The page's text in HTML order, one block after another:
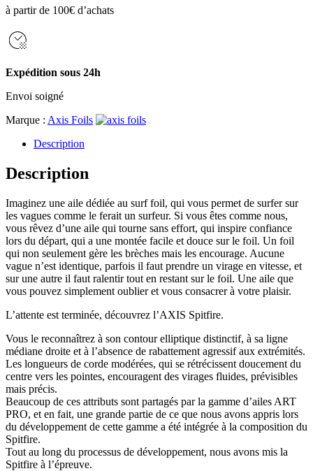
à partir de 100€ d’achats
Expédition sous 24h
Envoi soigné
Marque : Axis Foils
Description
Description
Imaginez une aile dédiée au surf foil, qui vous permet de surfer sur
les vagues comme le ferait un surfeur. Si vous êtes comme nous,
vous rêvez d’une aile qui tourne sans effort, qui inspire confiance
lors du départ, qui a une montée facile et douce sur le foil. Un foil
qui non seulement gère les brèches mais les encourage. Aucune
vague n’est identique, parfois il faut prendre un virage en vitesse, et
sur une autre il faut ralentir tout en restant sur le foil. Une aile que
vous pouvez simplement oublier et vous consacrer à votre plaisir.
L’attente est terminée, découvrez l’AXIS Spitfire.
Vous le reconnaîtrez à son contour elliptique distinctif, à sa ligne
médiane droite et à l’absence de rabattement agressif aux extrémités.
Les longueurs de corde modérées, qui se rétrécissent doucement du
centre vers les pointes, encouragent des virages fluides, prévisibles
mais précis.
Beaucoup de ces attributs sont partagés par la gamme d’ailes ART
PRO, et en fait, une grande partie de ce que nous avons appris lors
du développement de cette gamme a été intégrée à la composition du
Spitfire.
Tout au long du processus de développement, nous avons mis la
Spitfire à l’épreuve.